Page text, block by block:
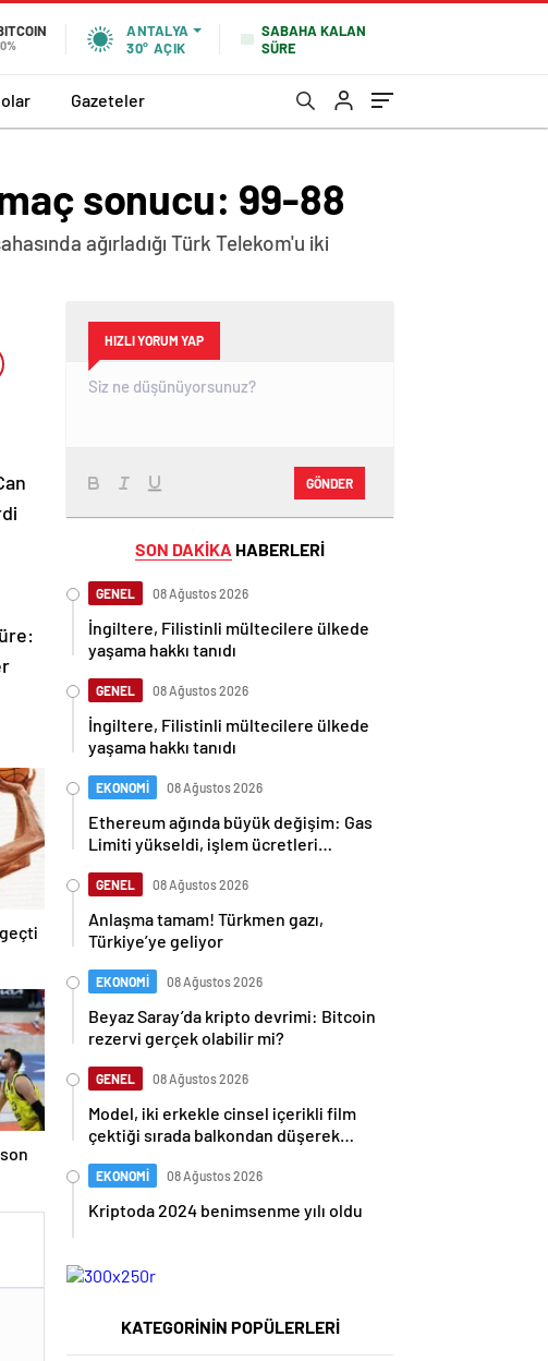
0%
ANTALYA
30° AÇIK
SABAHA KALAN
SÜRE
Gazeteler
sonucu: 99-88
ağırladığı Türk Telekom'u iki
HIZLI YORUM YAP
GÖNDER
SON DAKİKA HABERLERİ
GENEL 08 Ağustos 2026
İngiltere, Filistinli mültecilere ülkede
yaşama hakkı tanıdı
GENEL 08 Ağustos 2026
İngiltere, Filistinli mültecilere ülkede
yaşama hakkı tanıdı
EKONOMİ 08 Ağustos 2026
Ethereum ağında büyük değişim: Gas
Limiti yükseldi, işlem ücretleri
GENEL 08 Ağustos 2026
Anlaşma tamam! Türkmen gazı,
Türkiye’ye geliyor
EKONOMİ 08 Ağustos 2026
Beyaz Saray’da kripto devrimi: Bitcoin
rezervi gerçek olabilir mi?
GENEL 08 Ağustos 2026
Model, iki erkekle cinsel içerikli film
çektiği sırada balkondan düşerek
EKONOMİ 08 Ağustos 2026
Kriptoda 2024 benimsenme yılı oldu
KATEGORİNİN POPÜLERLERİ